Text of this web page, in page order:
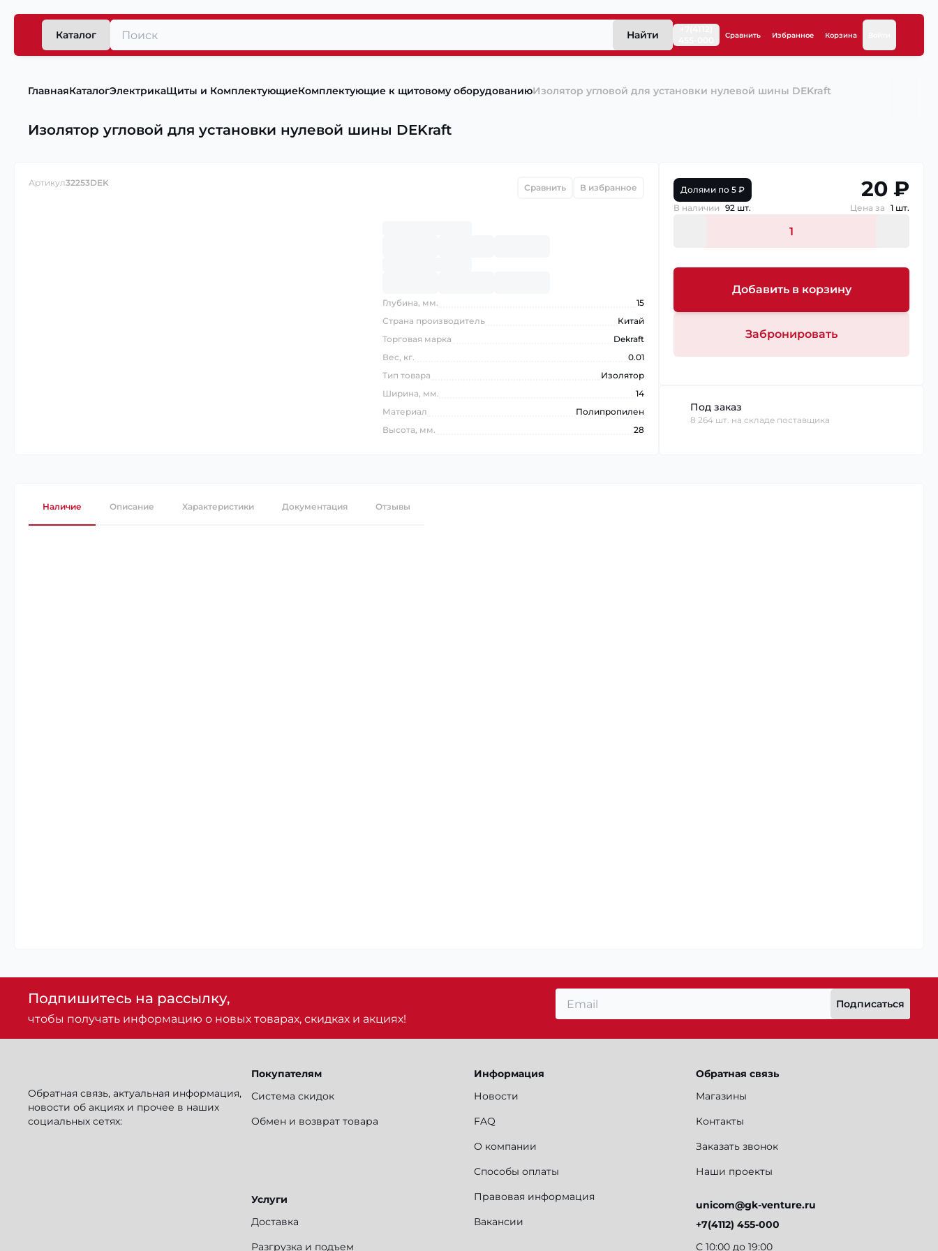
Каталог Найти Сравнить Избранное Корзина
ГлавнаяКаталогЭлектрикаЩиты и КомплектующиеКомплектующие к щитовому оборудованиюИзолятор угловой для установки нулевой шины DEKraft
Изолятор угловой для установки нулевой шины DEKraft
Артикул32253DEK Сравнить В избранное
Глубина, мм.
15
Страна производитель
Китай
Торговая марка
Dekraft
Вес, кг.
0.01
Тип товара
Изолятор
Ширина, мм.
14
Материал
Полипропилен
Высота, мм.
28
Долями по 5 ₽ 20 ₽
В наличии 92 шт. Цена за 1 шт.
Добавить в корзину
Забронировать
Под заказ
8 264 шт. на складе поставщика
Наличие Описание Характеристики Документация Отзывы
Подпишитесь на рассылку,
чтобы получать информацию о новых товарах, скидках и акциях!
Подписаться
Обратная связь, актуальная информация,
новости об акциях и прочее в наших
социальных сетях:
Покупателям
Система скидок
Обмен и возврат товара
Услуги
Доставка
Разгрузка и подъем
Информация
Новости
FAQ
О компании
Способы оплаты
Правовая информация
Вакансии
Обратная связь
Магазины
Контакты
Заказать звонок
Наши проекты
unicom@gk-venture.ru
+7(4112) 455-000
С 10:00 до 19:00